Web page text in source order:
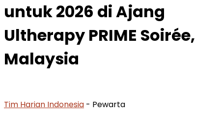
untuk 2026 di Ajang
Ultherapy PRIME Soirée,
Malaysia
Tim Harian Indonesia - Pewarta